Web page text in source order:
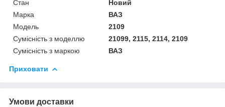
Стан
Новий
Марка
ВАЗ
Модель
2109
Сумісність з моделлю
21099, 2115, 2114, 2109
Сумісність з маркою
ВАЗ
Приховати
Умови доставки